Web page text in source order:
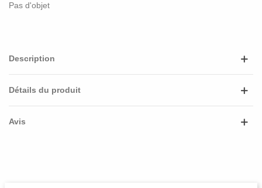
Pas d'objet
Description
Détails du produit
Avis